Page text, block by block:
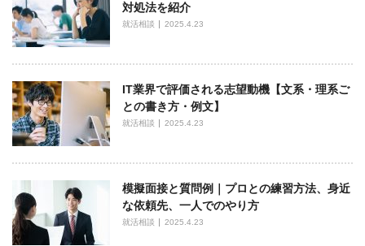
対処法を紹介
就活相談 2025.4.23
IT業界で評価される志望動機【文系・理系ご
との書き方・例文】
就活相談 2025.4.23
模擬面接と質問例｜プロとの練習方法、身近
な依頼先、一人でのやり方
就活相談 2025.4.23